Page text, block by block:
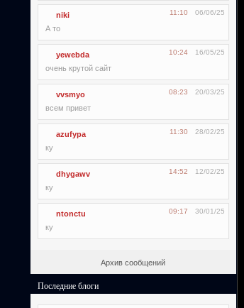
niki 06/06/25
11:10
А то
yewebda 16/05/25
10:24
очень крутой сайт
vvsmyo 20/03/25
08:23
всем привет
azufypa 28/02/25
11:30
ку
dhygawv 12/02/25
14:52
ку
ntonctu 30/01/25
09:17
ку
Архив сообщений
Последние блоги